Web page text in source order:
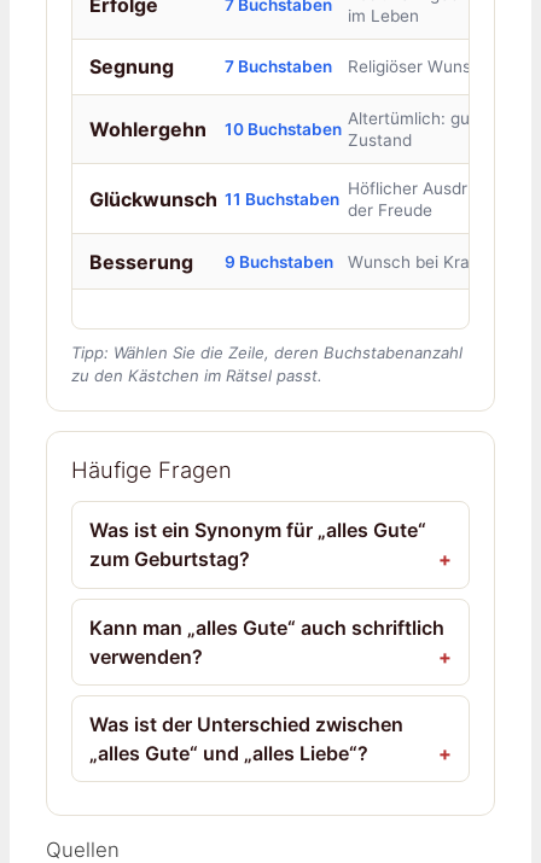
7 Buchstaben
im Leben
Segnung 7 Buchstaben Religiöser Wunsch
Wohlergehn 10 Buchstaben
Altertümlich: guter
Zustand
Glückwunsch 11 Buchstaben
Höflicher Ausdruck
der Freude
Besserung 9 Buchstaben Wunsch bei Krankheit
Tipp: Wählen Sie die Zeile, deren Buchstabenanzahl
zu den Kästchen im Rätsel passt.
Häufige Fragen
Was ist ein Synonym für „alles Gute“
zum Geburtstag?
Kann man „alles Gute“ auch schriftlich
verwenden?
Was ist der Unterschied zwischen
„alles Gute“ und „alles Liebe“?
Quellen